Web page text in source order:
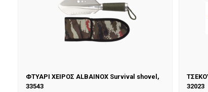
ΦΤΥΑΡΙ ΧΕΙΡΟΣ ALBAINOX Survival shovel,
33543
32023